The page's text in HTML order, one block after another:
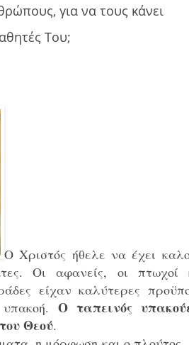
για να τους κάνει
Του;
Ο Χριστός ήθελε να έχει
Οι αφανείς, οι πτωχοί
είχαν καλύτερες
Ο ταπεινός
Θεού.